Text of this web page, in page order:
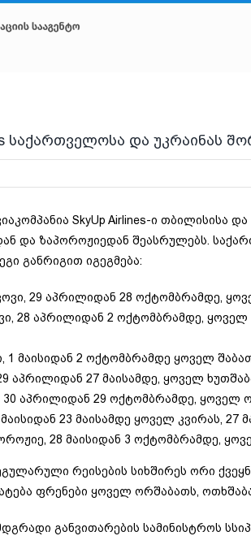
საქართველოსა და
SkyUp Airlines-ი
და ზაპოროჟიედან შეასრულებს.
განრიგით იგეგმება:
29 აპრილიდან 28 ოქტომბრამდე,
28 აპრილიდან 2 ოქტომბრამდე,
მაისიდან 2 ოქტომბრამდე ყოველ
აპრილიდან 27 მაისამდე, ყოველ
აპრილიდან 29 ოქტომბრამდე, ყოველ
23 მაისამდე ყოველ კვირას,
28 მაისიდან 3 ოქტომბრამდე,
რეისების სიხშირეს ორი
ფრენები ყოველ ორშაბათს,
განვითარების სამინისტროს